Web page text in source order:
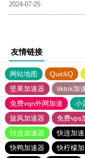
2024-07-25
友情链接
网站地图 QuickQ
坚果加速器
tiktok加
免费vqn外网加速
小
旋风加速器
免费vps
快连加速器
快连加
快鸭加速器
快柠檬